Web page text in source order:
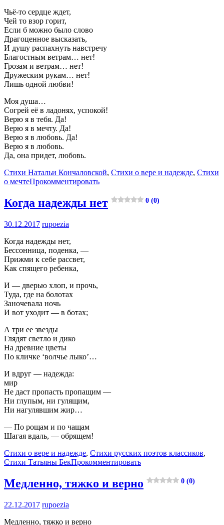
Чьё-то сердце ждет,
Чей то взор горит,
Если б можно было слово
Драгоценное высказать,
И душу распахнуть навстречу
Благостным ветрам… нет!
Грозам и ветрам… нет!
Дружеским рукам… нет!
Лишь одной любви!
Моя душа…
Согрей её в ладонях, успокой!
Верю я в тебя. Да!
Верю я в мечту. Да!
Верю я в любовь. Да!
Верю я в любовь.
Да, она придет, любовь.
Стихи Натальи Кончаловской, Стихи о вере и надежде, Стихи
о мечтеПрокомментировать
Когда надежды нет 0 (0)
30.12.2017 rupoezia
Когда надежды нет,
Бессонница, поденка, —
Прижми к себе рассвет,
Как спящего ребенка,
И — дверью хлоп, и прочь,
Туда, где на болотах
Заночевала ночь
И вот уходит — в ботах;
А три ее звезды
Глядят светло и дико
На древние цветы
По кличке ‘волчье лыко’…
И вдруг — надежда:
мир
Не даст пропасть пропащим —
Ни глупым, ни гулящим,
Ни нагулявшим жир…
— По рощам и по чащам
Шагая вдаль, — обрящем!
Стихи о вере и надежде, Стихи русских поэтов классиков,
Стихи Татьяны БекПрокомментировать
Медленно, тяжко и верно 0 (0)
22.12.2017 rupoezia
Медленно, тяжко и верно